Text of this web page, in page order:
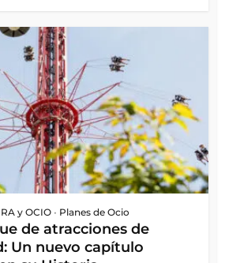
y OCIO • Planes de Ocio
de atracciones de
Un nuevo capítulo